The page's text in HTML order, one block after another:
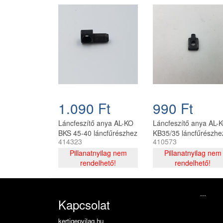
1.090 Ft
Láncfeszítő anya AL-KO
BKS 45-40 láncfűrészhez
414323
Pillanatnyilag nem
rendelhető!
990 Ft
Láncfeszítő anya AL-
KB35/35
30-410573
410573
Pillanatnyilag nem
rendelhető!
Kapcsolat
kertigepvilag.hu
...